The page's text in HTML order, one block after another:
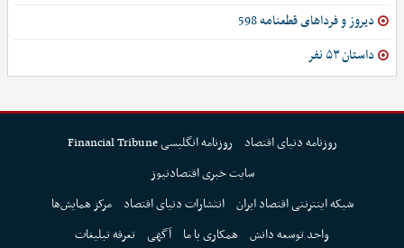
دیروز و فرداهای قطعنامه 598
داستان ۵۳ نفر
روزنامه دنیای اقتصاد
روزنامه انگلیسی Financial Tribune
سایت خبری اقتصادنیوز
شبکه اینترنتی اقتصاد ایران انتشارات دنیای اقتصاد
مرکز همایش‌ها
واحد توسعه دانش همکاری با ما آگهی تعرفه تبلیغات